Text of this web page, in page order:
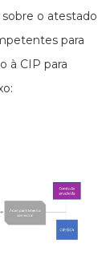
o atestado
para
à CIP para